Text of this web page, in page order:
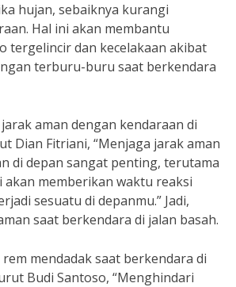
hujan, sebaiknya kurangi
Hal ini akan membantu
tergelincir dan kecelakaan akibat
terburu-buru saat berkendara
aman dengan kendaraan di
Dian Fitriani, “Menjaga jarak aman
di depan sangat penting, terutama
akan memberikan waktu reaksi
sesuatu di depanmu.” Jadi,
saat berkendara di jalan basah.
mendadak saat berkendara di
Budi Santoso, “Menghindari